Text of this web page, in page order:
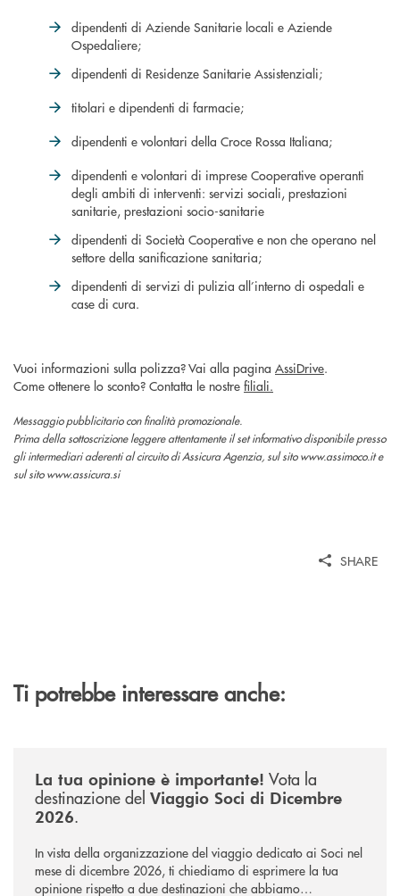
dipendenti di Aziende Sanitarie locali e Aziende
Ospedaliere;
dipendenti di Residenze Sanitarie Assistenziali;
titolari e dipendenti di farmacie;
dipendenti e volontari della Croce Rossa Italiana;
dipendenti e volontari di imprese Cooperative operanti
degli ambiti di interventi: servizi sociali, prestazioni
sanitarie, prestazioni socio-sanitarie
dipendenti di Società Cooperative e non che operano nel
settore della sanificazione sanitaria;
dipendenti di servizi di pulizia all’interno di ospedali e
case di cura.
Vuoi informazioni sulla polizza? Vai alla pagina AssiDrive.
Come ottenere lo sconto? Contatta le nostre filiali.
Messaggio pubblicitario con finalità promozionale.
Prima della sottoscrizione leggere attentamente il set informativo disponibile presso
gli intermediari aderenti al circuito di Assicura Agenzia, sul sito www.assimoco.it e
sul sito www.assicura.si
SHARE
Ti potrebbe interessare anche:
La tua opinione è importante! Vota la
destinazione del Viaggio Soci di Dicembre
2026.
In vista della organizzazione del viaggio dedicato ai Soci nel
mese di dicembre 2026, ti chiediamo di esprimere la tua
opinione rispetto a due destinazioni che abbiamo